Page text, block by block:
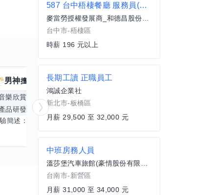
男神擅長 個技能
樂欣賞 顧問服務
品研發
跨部門協作
587 台中梧棲餐廳 服務員(兼職)
麥當勞授權發展商_和德昌股份有限公司
台中市-梧棲區
時薪 196 元以上
長期工讀 正職員工
鴻誠企業社
新北市-板橋區
月薪 29,500 至 32,000 元
中班房務人員
溫莎堡汽車旅館(豪情股份有限公司)
台南市-新營區
月薪 31,000 至 34,000 元